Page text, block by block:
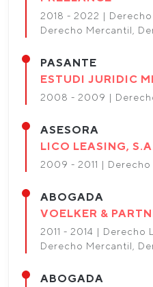
2018 - 2022 |
Derecho Mercantil,
PASANTE
ESTUDI JURIDIC
2008 - 2009 |
ASESORA
LICO LEASING,
2009 - 2011 | Derecho
ABOGADA
VOELKER &
2011 - 2014 | Derecho
Derecho Mercantil,
ABOGADA